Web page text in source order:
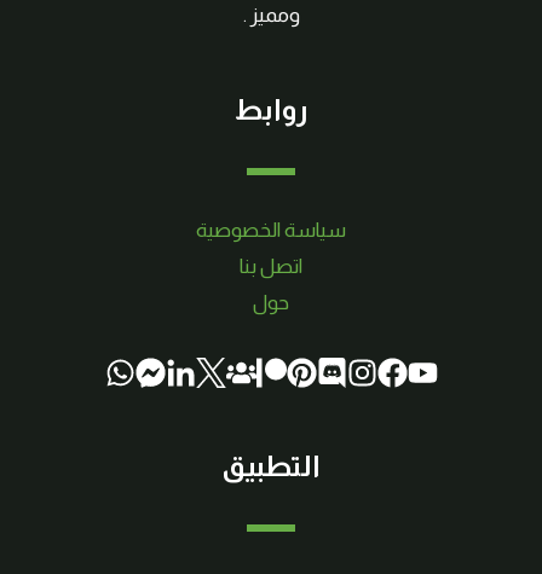
ومميز .
روابط
سياسة الخصوصية
اتصل بنا
حول
التطبيق